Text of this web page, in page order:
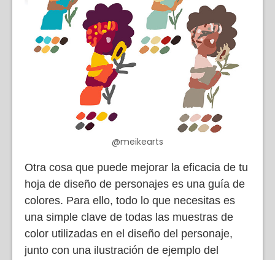
@meikearts
Otra cosa que puede mejorar la eficacia de tu
hoja de diseño de personajes es una guía de
colores. Para ello, todo lo que necesitas es
una simple clave de todas las muestras de
color utilizadas en el diseño del personaje,
junto con una ilustración de ejemplo del